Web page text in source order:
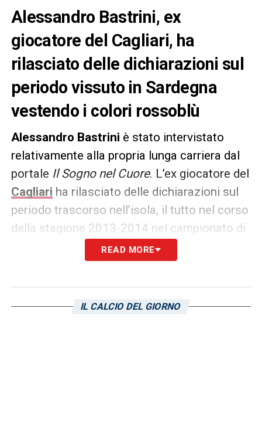
Alessandro Bastrini, ex
giocatore del Cagliari, ha
rilasciato delle dichiarazioni sul
periodo vissuto in Sardegna
vestendo i colori rossoblù
Alessandro Bastrini è stato intervistato
relativamente alla propria lunga carriera dal
portale Il Sogno nel Cuore. L’ex giocatore del
Cagliari ha rilasciato delle dichiarazioni sul
periodo trascorso nell’isola, il tutto nel corso
della stagione 2013-2014 nel campionato di
. Le sue parole:
mi piace ricordare! Sono stato fortunato
READ MORE
IL CALCIO DEL GIORNO